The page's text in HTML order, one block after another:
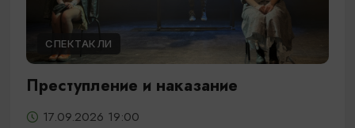
СПЕКТАКЛИ
Преступление и наказание
17.09.2026 19:00